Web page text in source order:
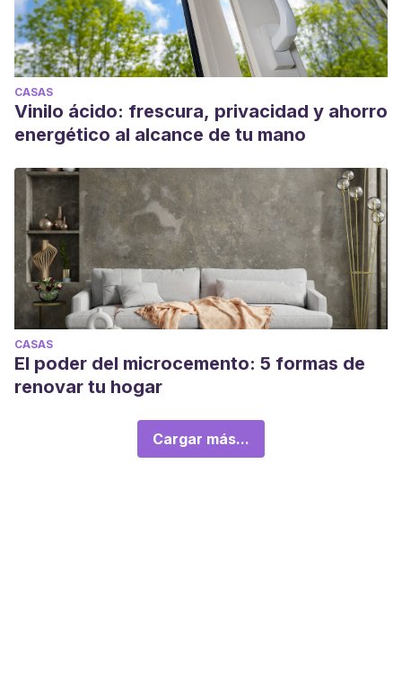
CASAS
Vinilo ácido: frescura, privacidad y ahorro
energético al alcance de tu mano
CASAS
El poder del microcemento: 5 formas de
renovar tu hogar
Cargar más...